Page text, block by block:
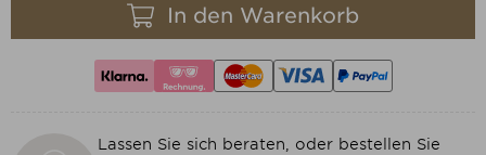
In den Warenkorb
Lassen Sie sich beraten, oder bestellen Sie